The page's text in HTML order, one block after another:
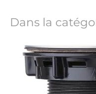
Dans la